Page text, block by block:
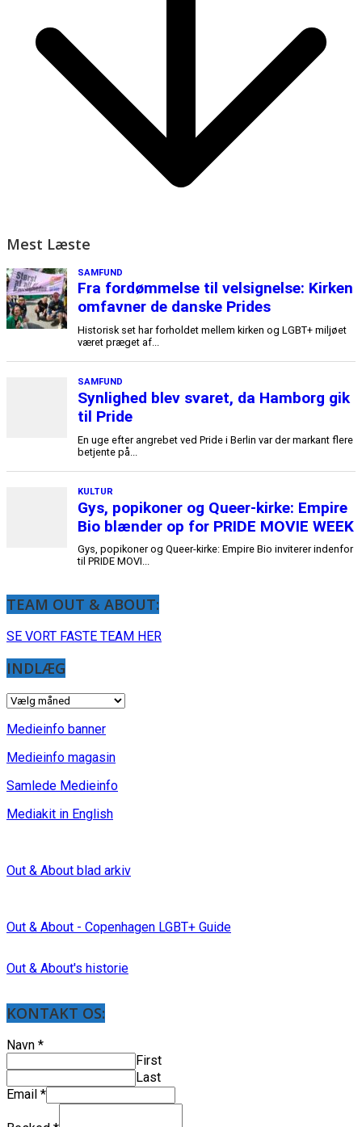
Mest Læste
TEAM OUT & ABOUT:
SE VORT FASTE TEAM HER
INDLÆG
INDLÆG
Medieinfo banner
Medieinfo magasin
Samlede Medieinfo
Mediakit in English
Out & About blad arkiv
Out & About - Copenhagen LGBT+ Guide
Out & About's historie
KONTAKT OS:
Navn *
First
Last
Email *